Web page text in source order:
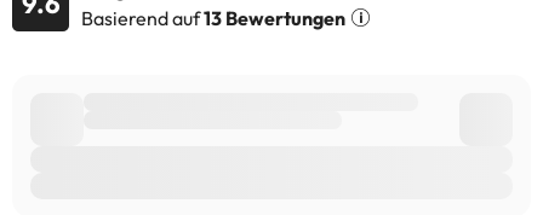
Unterkunft direkt.
Basierend auf13 Bewertungen